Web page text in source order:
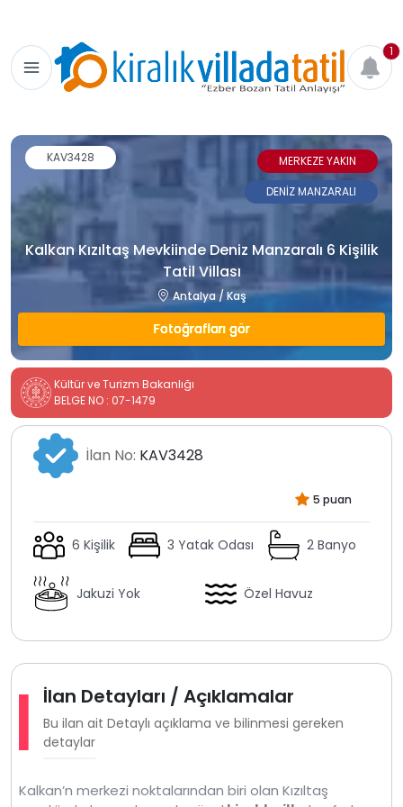
1
Kalkan Kızıltaş Mevkiinde Deniz Manzaralı 6 Kişilik
Tatil Villası
Antalya / Kaş
Fotoğrafları gör
KAV3428
MERKEZE YAKIN
DENİZ MANZARALI
Kültür ve Turizm Bakanlığı
BELGE NO : 07-1479
İlan No: KAV3428
5 puan
6 Kişilik 3 Yatak Odası 2 Banyo
Jakuzi Yok Özel Havuz
İlan Detayları / Açıklamalar
Bu ilan ait Detaylı açıklama ve bilinmesi gereken
detaylar
Kalkan’n merkezi noktalarından biri olan Kızıltaş